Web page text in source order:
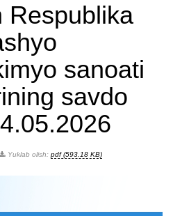
Respublika
sanoati
savdo
Yuklab olish: pdf (593.18 KB)